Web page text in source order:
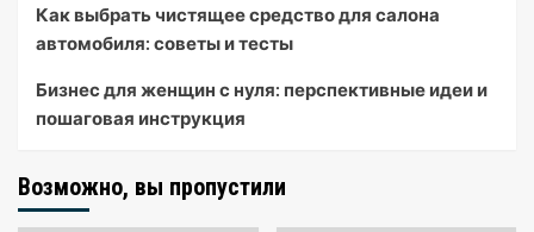
Как выбрать чистящее средство для салона
автомобиля: советы и тесты
Бизнес для женщин с нуля: перспективные идеи и
пошаговая инструкция
Возможно, вы пропустили